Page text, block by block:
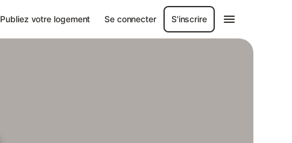
Publiez votre logement Se connecter S'inscrire